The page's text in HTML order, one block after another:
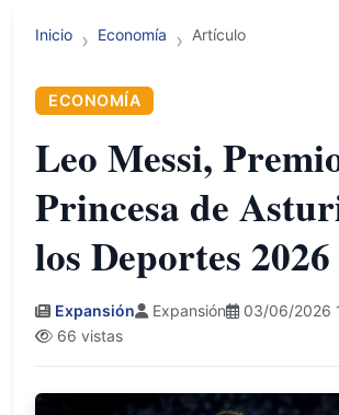
Inicio Economía Artículo
ECONOMÍA
Leo Messi,
Princesa de
los Deportes 2026
Expansión Expansión
03/06/2026
66 vistas